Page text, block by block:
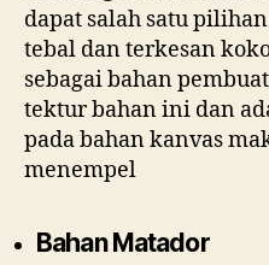
dapat salah satu
tebal dan terkesan
sebagai bahan
tektur bahan ini dan
pada bahan kanvas
menempel
Bahan Matador